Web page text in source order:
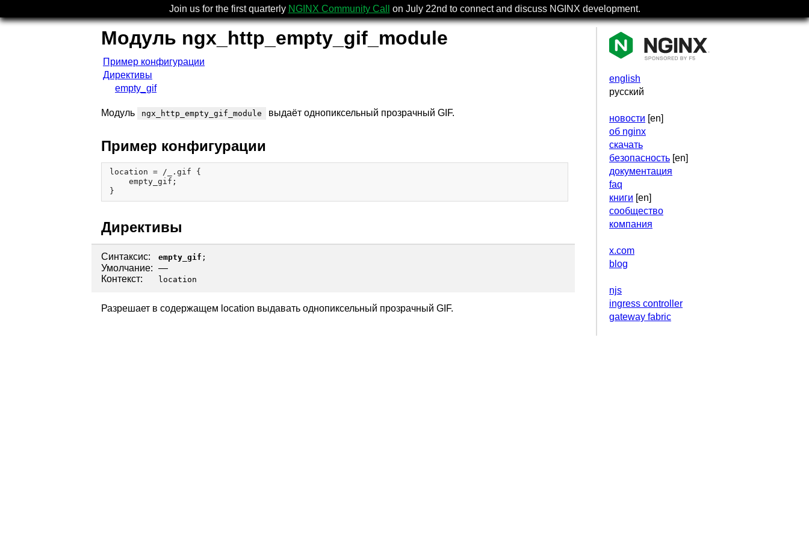
Join us for the first quarterly NGINX Community Call on July 22nd to connect and discuss NGINX development.
english
русский
новости [en]
об nginx
скачать
безопасность [en]
документация
faq
книги [en]
сообщество
компания
x.com
blog
njs
ingress controller
gateway fabric
Модуль ngx_http_empty_gif_module
Пример конфигурации
Директивы
empty_gif
Модуль ngx_http_empty_gif_module выдаёт однопиксельный прозрачный GIF.
Пример конфигурации
location = /_.gif {
    empty_gif;
Директивы
Синтаксис: empty_gif ;
Умолчание: —
Контекст:
location
Разрешает в содержащем location выдавать однопиксельный прозрачный GIF.